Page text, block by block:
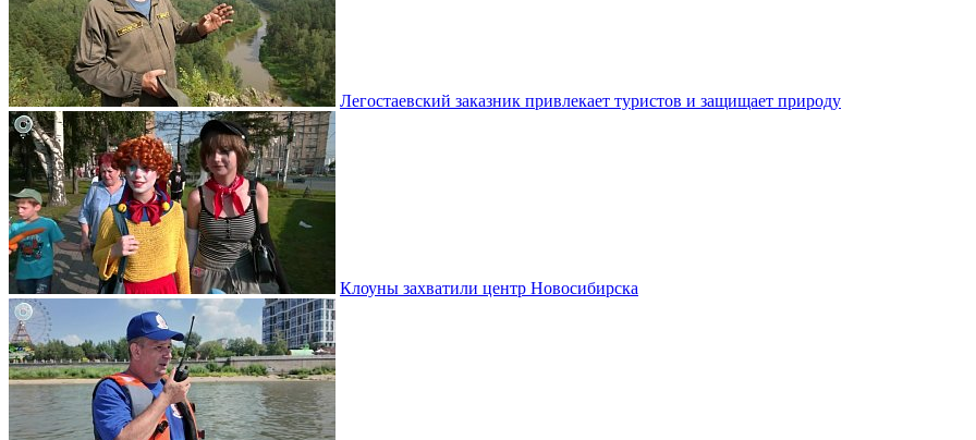
Легостаевский заказник привлекает туристов и защищает природу
Клоуны захватили центр Новосибирска